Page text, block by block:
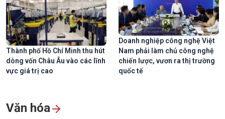
Thành phố Hồ Chí Minh thu hút
dòng vốn Châu Âu vào các lĩnh
vực giá trị cao
Doanh nghiệp công nghệ Việt
Nam phải làm chủ công nghệ
chiến lược, vươn ra thị trường
quốc tế
Văn hóa